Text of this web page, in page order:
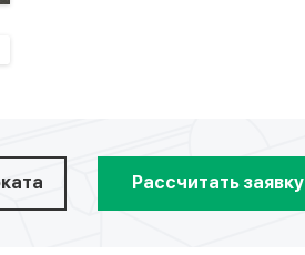
Рассчитать заявку